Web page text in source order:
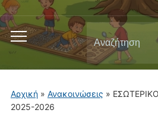
Εναλλαγή
μενού
για
κινητά
Αναζήτηση
για:
Αρχική» Ανακοινώσεις »
2025-2026